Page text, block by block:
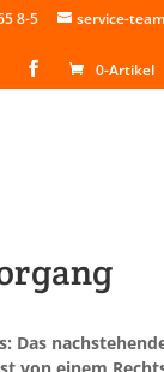
8-5 service-
0-Artikel
Das